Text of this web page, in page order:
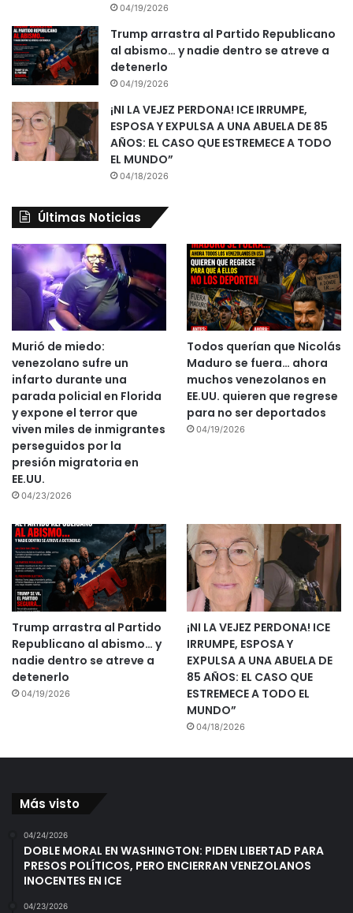
04/19/2026
Trump arrastra al Partido Republicano
al abismo… y nadie dentro se atreve a
detenerlo
04/19/2026
¡NI LA VEJEZ PERDONA! ICE IRRUMPE,
ESPOSA Y EXPULSA A UNA ABUELA DE 85
AÑOS: EL CASO QUE ESTREMECE A TODO
EL MUNDO”
04/18/2026
Últimas Noticias
Murió de miedo:
venezolano sufre un
infarto durante una
parada policial en Florida
y expone el terror que
viven miles de inmigrantes
perseguidos por la
presión migratoria en
EE.UU.
04/23/2026
Todos querían que Nicolás
Maduro se fuera… ahora
muchos venezolanos en
EE.UU. quieren que regrese
para no ser deportados
04/19/2026
Trump arrastra al Partido
Republicano al abismo… y
nadie dentro se atreve a
detenerlo
04/19/2026
¡NI LA VEJEZ PERDONA! ICE
IRRUMPE, ESPOSA Y
EXPULSA A UNA ABUELA DE
85 AÑOS: EL CASO QUE
ESTREMECE A TODO EL
MUNDO”
04/18/2026
Más visto
04/24/2026
DOBLE MORAL EN WASHINGTON: PIDEN LIBERTAD PARA
PRESOS POLÍTICOS, PERO ENCIERRAN VENEZOLANOS
INOCENTES EN ICE
04/23/2026